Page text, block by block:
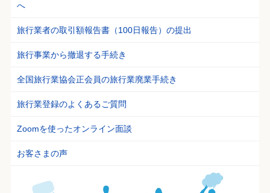
へ
旅行業者の取引額報告書（100日報告）の提出
旅行事業から撤退する手続き
全国旅行業協会正会員の旅行業廃業手続き
旅行業登録のよくあるご質問
Zoomを使ったオンライン面談
お客さまの声